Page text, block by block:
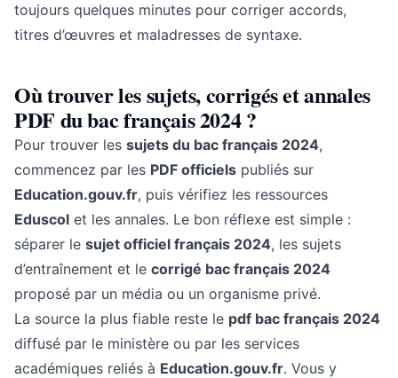
toujours quelques minutes pour corriger accords,
titres d’œuvres et maladresses de syntaxe.
Où trouver les sujets, corrigés et annales
PDF du bac français 2024 ?
Pour trouver les sujets du bac français 2024,
commencez par les PDF officiels publiés sur
Education.gouv.fr, puis vérifiez les ressources
Eduscol et les annales. Le bon réflexe est simple :
séparer le sujet officiel français 2024, les sujets
d’entraînement et le corrigé bac français 2024
proposé par un média ou un organisme privé.
La source la plus fiable reste le pdf bac français 2024
diffusé par le ministère ou par les services
académiques reliés à Education.gouv.fr. Vous y